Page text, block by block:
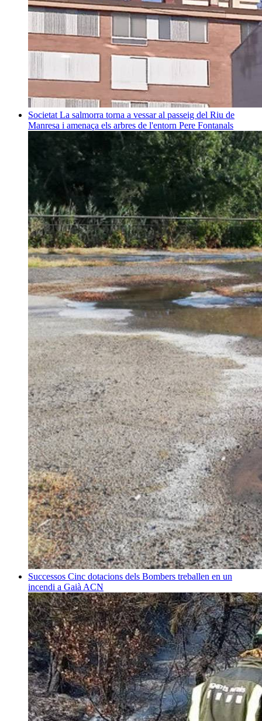
Societat La salmorra torna a vessar al passeig del Riu de
Manresa i amenaça els arbres de l'entorn Pere Fontanals
Successos Cinc dotacions dels Bombers treballen en un
incendi a Gaià ACN